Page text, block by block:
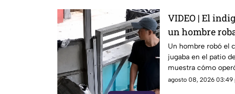
VIDEO | El
un hombre
en su propia
Un hombre robó el
jugaba en el patio
muestra cómo
impunemente.
agosto 08, 2026 03:49